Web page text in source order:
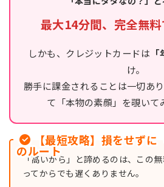
最大14分間、完全無料
しかも、クレジットカードは
け。
勝手に課金されることは一切あ
て「本物の素顔」を覗いて
【最短攻略】損をせず
のルート
「高いから」と諦めるのは、この
ってからでも遅くありません。